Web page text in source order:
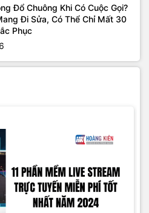
Đổ Chuông Khi Có Cuộc Gọi?
Đi Sửa, Có Thể Chỉ Mất 30
Phục